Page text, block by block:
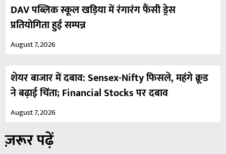
DAV पब्लिक स्कूल खड़िया में रंगारंग फैंसी ड्रेस
प्रतियोगिता हुई सम्पन्न
August 7, 2026
शेयर बाजार में दबाव: Sensex-Nifty फिसले, महंगे क्रूड
ने बढ़ाई चिंता; Financial Stocks पर दबाव
August 7, 2026
ज़रूर पढ़ें